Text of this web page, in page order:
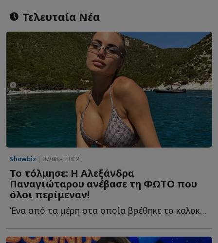
Τελευταία Νέα
Showbiz | 07/08 - 23:02
Το τόλμησε: Η Αλεξάνδρα
Παναγιώταρου ανέβασε τη ΦΩΤΟ που
όλοι περίμεναν!
Ένα από τα μέρη στα οποία βρέθηκε το καλοκαίρι η Αλεξάνδρα Π...